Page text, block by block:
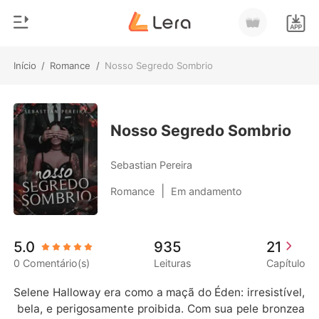
Início / Romance / Nosso Segredo Sombrio
Loja
Histórico
Sair
Baixar App
Gênero
Moderno
Lobisomem
Contos
Bilionários
Nosso Segredo Sombrio
Sebastian Pereira
Romance Em andamento
5.0
0 Comentário(s)
935
Leituras
21
Capítulo
Selene Halloway era como a maçã do Éden: irresistível,
bela, e perigosamente proibida. Com sua pele bronzea